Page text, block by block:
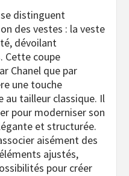
distinguent
des vestes : la veste
dévoilant
Cette coupe
Chanel que par
une touche
au tailleur classique. Il
pour moderniser son
et structurée.
aisément des
ajustés,
pour créer